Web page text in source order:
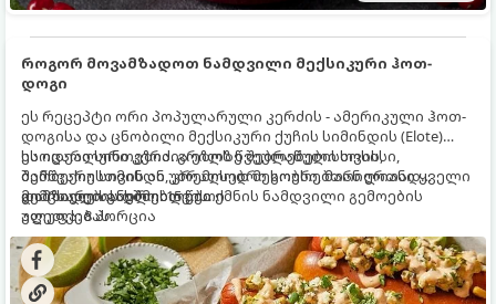
როგორ მოვამზადოთ ნამდვილი მექსიკური ჰოთ-
დოგი
ეს რეცეპტი ორი პოპულარული კერძის - ამერიკული ჰოთ-
დოგისა და ცნობილი მექსიკური ქუჩის სიმინდის (Elote)
საოცარი სინთეზია. გრილზე შებრაწული სოსისი,
შემწვარი სიმინდი, კრემისებრი სოუსი, მარილიანი ყველი
და ცხარე სანელებლები ქმნის ნამდვილი გემოების
აფეთქებას.
ეს იდეალური კერძია ეზოს წვეულებებისთვის,
ბარბექიუსთვის ან უბრალოდ მეგობრებთან ერთად
გემრიელი ვახშმისთვის.
მომზადების დრო: 15 წუთი
ულუფა: 8 პორცია